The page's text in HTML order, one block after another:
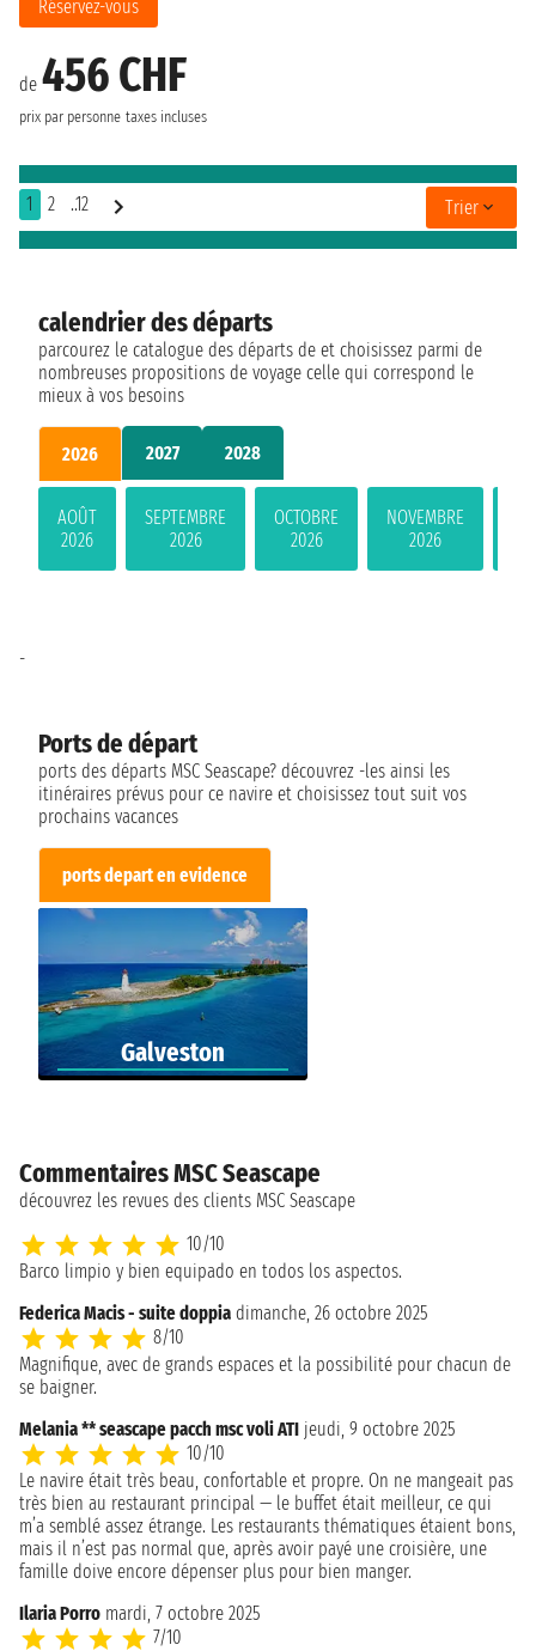
de 456 CHF
prix par personne taxes incluses
Réservez-vous
1 2 ..12 Trier
calendrier des départs
parcourez le catalogue des départs de et choisissez parmi de
nombreuses propositions de voyage celle qui correspond le
mieux à vos besoins
2026 2027 2028
AOÛT
2026
SEPTEMBRE
2026
OCTOBRE
2026
NOVEMBRE
2026
Ports de départ
ports des départs MSC Seascape? découvrez -les ainsi les
itinéraires prévus pour ce navire et choisissez tout suit vos
prochains vacances
ports depart en evidence
Galveston
-
Commentaires MSC Seascape
découvrez les revues des clients MSC Seascape
10/10
Barco limpio y bien equipado en todos los aspectos.
Federica Macis - suite doppia dimanche, 26 octobre 2025
8/10
Magnifique, avec de grands espaces et la possibilité pour chacun de
se baigner.
Melania ** seascape pacch msc voli ATI jeudi, 9 octobre 2025
10/10
Le navire était très beau, confortable et propre. On ne mangeait pas
très bien au restaurant principal — le buffet était meilleur, ce qui
m’a semblé assez étrange. Les restaurants thématiques étaient bons,
mais il n’est pas normal que, après avoir payé une croisière, une
famille doive encore dépenser plus pour bien manger.
Ilaria Porro mardi, 7 octobre 2025
7/10